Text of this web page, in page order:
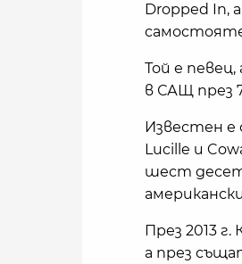
Dropped In,
Той е
в САЩ през
Известен е
Lucille и
шест
През 2013
а през